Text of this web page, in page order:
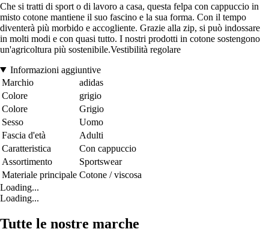
Che si tratti di sport o di lavoro a casa, questa felpa con cappuccio in
misto cotone mantiene il suo fascino e la sua forma. Con il tempo
diventerà più morbido e accogliente. Grazie alla zip, si può indossare
in molti modi e con quasi tutto. I nostri prodotti in cotone sostengono
un'agricoltura più sostenibile.Vestibilità regolare
Informazioni aggiuntive
Marchio
adidas
Colore
grigio
Colore
Grigio
Sesso
Uomo
Fascia d'età
Adulti
Caratteristica
Con cappuccio
Assortimento
Sportswear
Materiale principale Cotone / viscosa
Loading...
Loading...
Tutte le nostre marche